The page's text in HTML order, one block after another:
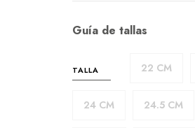
Guía de tallas
TALLA 22 CM
24 CM 24.5 CM